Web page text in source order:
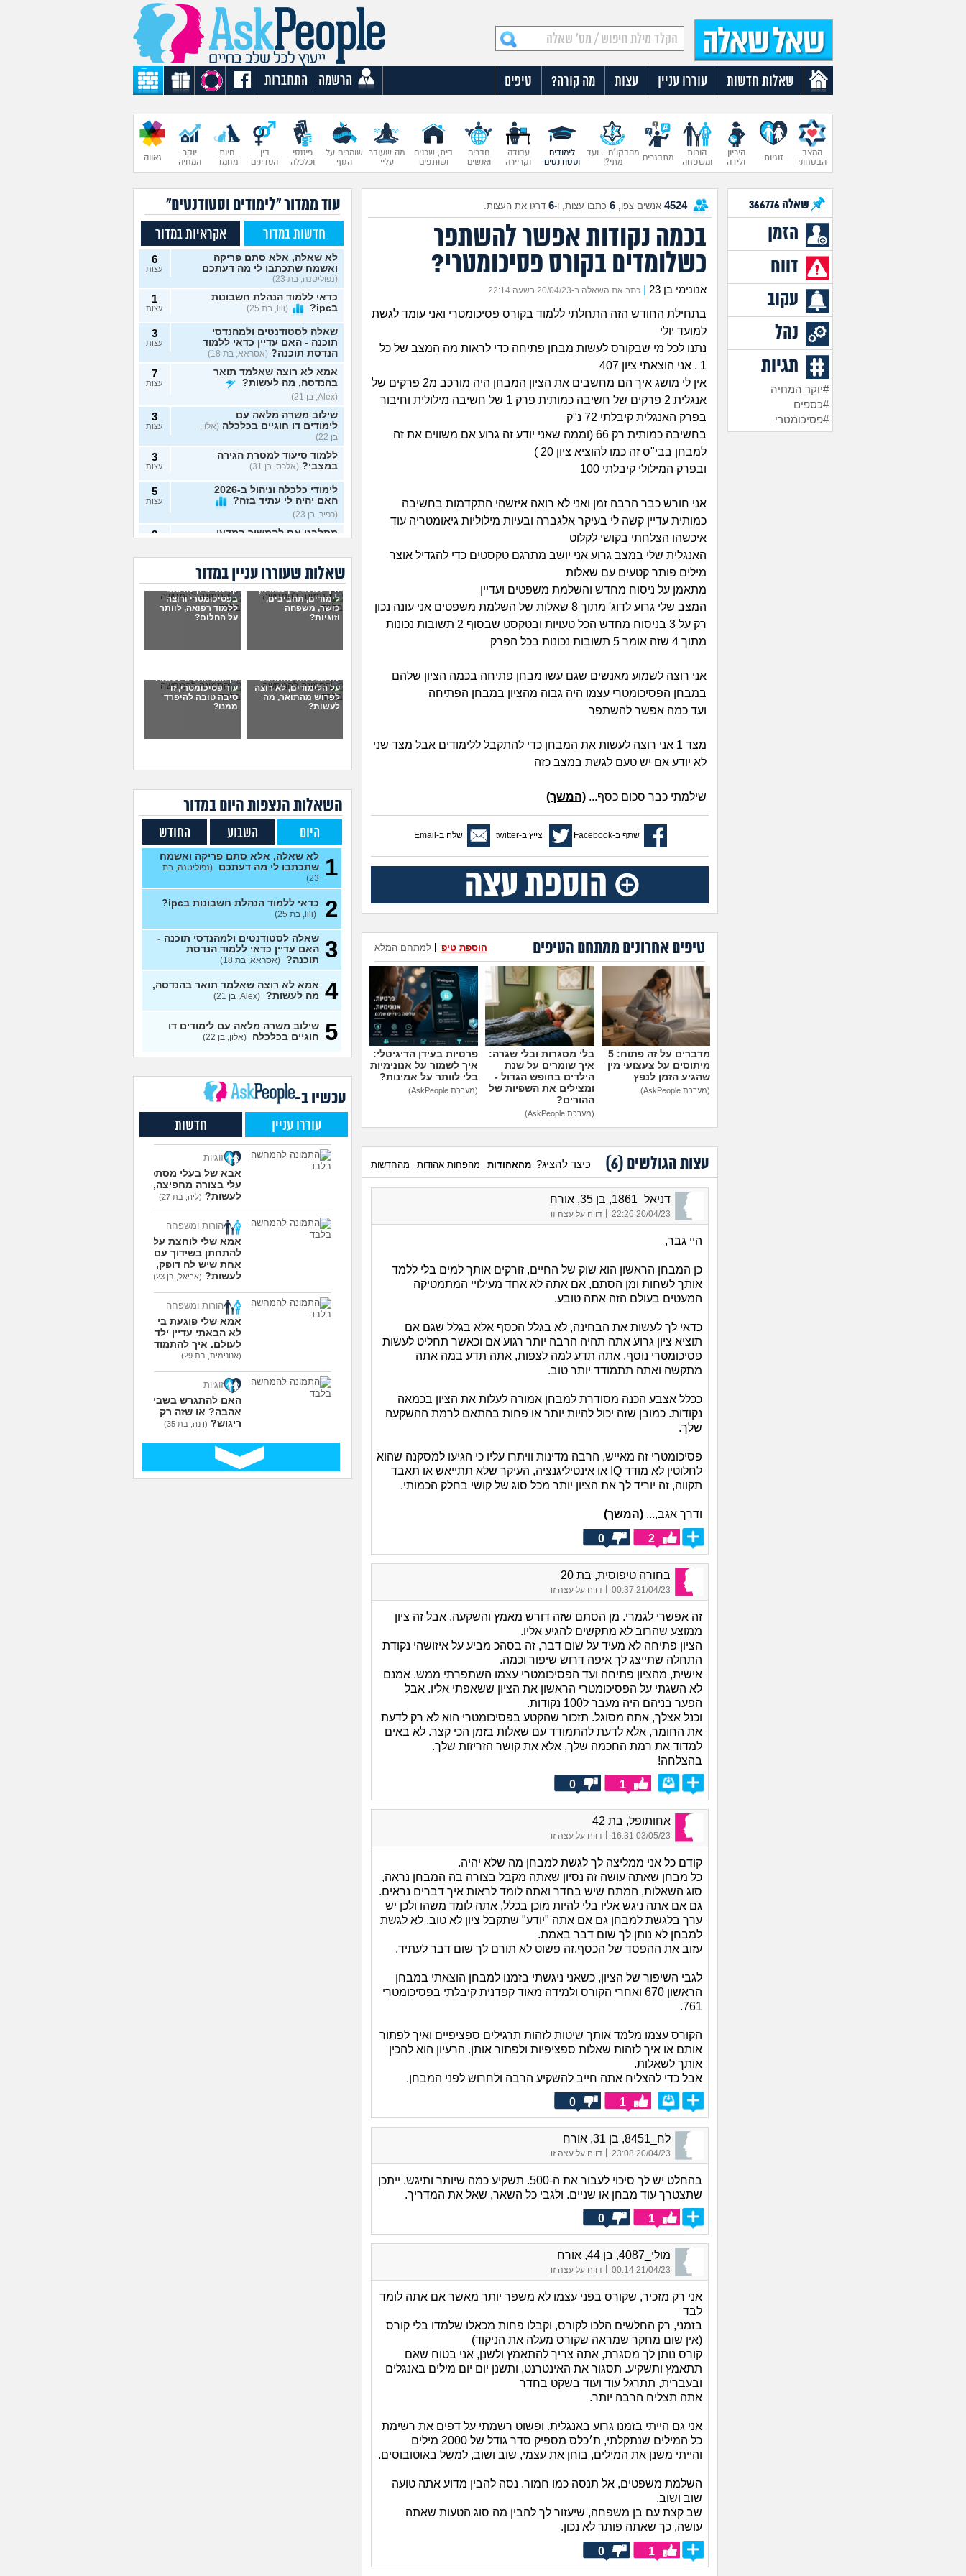
שאלות חדשות עוררו עניין עצות מה קורה? טיפים הרשמה התחברות
המצב
הבטחוני
זוגיות
היריון
ולידה
הורות
ומשפחה
מתבגרים
מהבקו"ם... ועד
מתי?!
לימודים
וסטודנטים
עבודה
וקריירה
חברים
ואנשים
בית, שכנים
ושותפים
מה שעובר
עליי
שומרים על
הגוף
פיננסי
וכלכלה
בין
הסדינים
חיות
מחמד
יוקר
המחיה
גאווה
שאלה366776
הזמן
דווח
עקוב
נהל
תגיות
#יוקר המחיה
#כספים
#פסיכומטרי
4524 אנשים צפו, 6 כתבו עצות, ו-6 דרגו את העצות.
בכמה נקודות אפשר להשתפר
כשלומדים בקורס פסיכומטרי?
אנונימי בן 23 כתב את השאלה ב-20/04/23 בשעה 22:14
בתחילת החודש הזה התחלתי ללמוד בקורס פסיכומטרי ואני עומד לגשת
למועד יולי
נתנו לכל מי שבקורס לעשות מבחן פתיחה כדי לראות מה המצב של כל
1 . אני הוצאתי ציון 407
אין לי מושג איך הם מחשבים את הציון המבחן היה מורכב מ2 פרקים של
אנגלית 2 פרקים של חשיבה כמותית פרק 1 של חשיבה מילולית וחיבור
בפרק האנגלית קיבלתי 72 נ"ק
בחשיבה כמותית רק 66 (וממה שאני יודע זה גרוע אם משווים את זה
למבחן בבי"ס זה כמו להוציא ציון 20 )
ובפרק המילולי קיבלתי 100
אני חורש כבר הרבה זמן ואני לא רואה איזשהי התקדמות בחשיבה
כמותית עדיין קשה לי בעיקר אלגברה ובעיות מילוליות גיאומטריה עוד
איכשהו הצלחתי בקושי לקלוט
האנגלית שלי במצב גרוע אני יושב מתרגם טקסטים כדי להגדיל אוצר
מילים פותר קטעים עם שאלות
מתאמן על ניסוח מחדש והשלמת משפטים ועדיין
המצב שלי גרוע לדוג' מתוך 8 שאלות של השלמת משפטים אני עונה נכון
רק על 3 בניסוח מחדש הכל טעויות ובטקסט שבסוף 2 תשובות נכונות
מתוך 4 שזה אומר 5 תשובות נכונות בכל הפרק
אני רוצה לשמוע מאנשים שגם עשו מבחן פתיחה בכמה הציון שלהם
במבחן הפסיכומטרי עצמו היה גבוה מהציון במבחן הפתיחה
ועד כמה אפשר להשתפר
מצד 1 אני רוצה לעשות את המבחן כדי להתקבל ללימודים אבל מצד שני
לא יודע אם יש טעם לגשת במצב כזה
שילמתי כבר סכום כסף... (המשך)
שתף ב-Facebook צייץ ב-twitter שלח ב-Email
טיפים אחרונים ממתחם הטיפים למתחם המלא הוספת טיפ
מדברים על זה פתוח: 5
מיתוסים על צעצועי מין
שהגיע הזמן לנפץ
(מערכת AskPeople)
בלי מסגרות ובלי שגרה:
איך שומרים על שנת
הילדים בחופש הגדול -
ומצילים את השפיות של
ההורים?
(מערכת AskPeople)
פרטיות בעידן הדיגיטלי:
איך לשמור על אנונימיות
בלי לוותר על אמינות?
(מערכת AskPeople)
עצות הגולשים (6
) כיצד להציג? מהאהודות מהפחות אהודות מהחדשות
דניאל_1861, בן 35, אורח
20/04/23 22:26 דווח על עצה זו
היי גבר,
כן המבחן הראשון הוא שוק של החיים, זורקים אותך למים בלי ללמד
אותך לשחות ומן הסתם, אם אתה לא אחד מעילויי המתמטיקה
המעטים בעולם הזה אתה טובע.
כדאי לך לעשות את הבחינה, לא בגלל הכסף אלא בגלל שגם אם
תוציא ציון גרוע אתה תהיה הרבה יותר רגוע אם וכאשר תחליט לעשות
פסיכומטרי נוסף. אתה תדע למה לצפות, אתה תדע במה אתה
מתקשה ואתה תתמודד יותר טוב.
ככלל אצבע הכנה מסודרת למבחן אמורה לעלות את הציון בכמאה
נקודות. כמובן שזה יכול להיות יותר או פחות בהתאם לרמת ההשקעה
שלך.
פסיכומטרי זה מאייש, הרבה מדינות וויתרו עליו כי הגיעו למסקנה שהוא
לחלוטין לא מודד IQ או אינטיליגנציה, העיקר שלא תתייאש או תאבד
תקווה, זה יוריד לך את הציון יותר מכל סוג של קושי בחלק הכמותי.
ודרך אגב,... (המשך)
2
0
בחורה טיפוסית, בת 20
21/04/23 00:37
| דווח על עצה זו
זה אפשרי לגמרי. מן הסתם שזה דורש מאמץ והשקעה, אבל זה ציון
ממוצע שהרוב לא מתקשים להגיע אליו.
הציון פתיחה לא מעיד על שום דבר, זה בסהכ מביע על איזושהי נקודת
התחלה שתייצג לך איפה דרוש שיפור וכמה.
אישית, מהציון פתיחה ועד הפסיכומטרי עצמו השתפרתי ממש. אמנם
לא השגתי על הפסיכומטרי הראשון את הציון ששאפתי אליו. אבל
הפער בניהם היה מעבר ל100 נקודות.
וכנל אצלך, אתה מסוגל. תזכור שהקטע בפסיכומטרי הוא לא רק לדעת
את החומר, אלא לדעת להתמודד עם שאלות בזמן הכי קצר. לא באים
למדוד את רמת החכמה שלך, אלא את קושר הזריזות שלך.
בהצלחה!
1
0
אחותופל, בת 42
03/05/23 16:31 דווח על עצה זו
קודם כל אני ממליצה לך לגשת למבחן מה שלא יהיה.
כל מבחן שאתה עושה זה נסיון שאתה מקבל בצורה בה המבחן נראה,
סוג השאלות, המתח שיש בחדר ואתה לומד לראות איך דברים נראים.
גם אם אתה ניגש אליו בלי להיות מוכן בכלל, אתה לומד משהו ולכן יש
ערך בלגשת למבחן גם אם אתה "יודע" שתקבל ציון לא טוב. לא לגשת
למבחן לא נותן לך שום דבר באמת.
עזוב את ההפסד של הכסף,זה פשוט לא תורם לך שום דבר לעתיד.
לגבי השיפור של הציון, כשאני ניגשתי בזמנו למבחן הוצאתי במבחן
הראשון 670 ואחרי הקורס ולמידה מאוד קפדנית קיבלתי בפסיכומטרי
761.
הקורס עצמו מלמד אותך שיטות לזהות תרגילים ספציפיים ואיך לפתור
אותם או איך לזהות שאלות ספציפיות ולפתור אותן. הרעיון הוא להכין
אותך לשאלות.
אבל כדי להצליח אתה חייב להשקיע הרבה ולחרוש לפני המבחן.
1
0
לח_8451, בן 31, אורח
20/04/23 23:08 דווח על עצה זו
בהחלט יש לך סיכוי לעבור את ה-500. תשקיע כמה שיותר ותיגש. ייתכן
שתצטרך עוד מבחן או שניים. ולגבי כל השאר, שאל את המדריך.
1
0
מולי_4087, בן 44, אורח
21/04/23 00:14 דווח על עצה זו
אני רק מזכיר, שקורס בפני עצמו לא משפר יותר מאשר אם אתה לומד
לבד
בזמני, רק החלשים הלכו לקורס, וקבלו פחות מכאלו שלמדו בלי קורס
(אין שום מחקר שמראה שקורס מעלה את הניקוד)
קורס נותן לך מסגרת, אתה צריך להתאמץ ולשנן, אני בטוח שאם
תתאמץ ותשקיע. תסגור את האינטרנט, ותשנן יום יום מילים באנגלים
ובעברית, תתרגל עוד ועוד בשקט בחדר
אתה תצליח הרבה יותר.
אני גם הייתי בזמנו גרוע באנגלית. ופשוט רשמתי על דפים את רשימת
כל המילים שנתקלתי, ת׳כלס מספיק סדר גודל של 2000 מילים
והייתי משנן את המילים, בוחן את עצמי, שוב ושוב, למשל באוטובוסים.
השלמת משפטים, אל תנסה כמו חמור. נסה להבין מדוע אתה טועה
שוב ושוב.
שב קצת עם בן משפחה, שיעזור לך להבין מה סוג הטעות שאתה
עושה, כך שאתה פותר לא נכון.
1
0
עוד ממדור "לימודים וסטודנטים"
חדשות במדור אקראיות במדור
לא שאלה, אלא סתם פריקה
ואשמח שתכתבו לי מה דעתכם
(נפוליטנה, בת 23)
6
עצות
כדאי ללמוד הנהלת חשבונות
בipc?
(lili, בת 25)
1
עצות
שאלה לסטודנטים ולמהנדסי
תוכנה - האם עדיין כדאי ללמוד
הנדסת תוכנה? (אסראא, בת 18)
3
עצות
אמא לא רוצה שאלמד תואר
בהנדסה, מה לעשות?
(Alex, בן 21)
7
עצות
שילוב משרה מלאה עם
לימודים דו חוגיים בכלכלה (אלון,
בן 22)
3
עצות
ללמוד סיעוד למטרת הגירה
במצבי? (אלכס, בן 31)
3
עצות
לימודי כלכלה וניהול ב-2026
האם יהיה לי עתיד בזה?
(כפיר, בן 23)
5
עצות
מתלבט אם להמשיך במדעי
2
מה הדרך הכי טובה ללמוד
למבחן? (אודי, בן 20)
4
עצות
האם קיבלתי מספיק בבר אילן
מתלבט על כיון לימודים (יואב, בן
27)
לרפואה (מירי, בת 23) עצות
אני מרגישה שאני לא מתקדמת
לשום מקום
(ללללל, בת 24)
לימודים בתחום מזרחנות/
קרימינולוגיה עם אבחנות
פסיכיאטריות
(בר, בת 27)
עצות
ללמוד פסיכולוגיה?
87)
עצות
אם הייתה לכם מכונת זמן.
ספר כדי להתחיל מוקדם יותר?
(ירין, בת 19)
סיימתי תואר והבנתי שאני לא
עכשיו?
(טל, בת 29)
9
מס שאלות לסטודנטים ובוגרים
של המכללה האקדמית וינגייט
(מתלבט לגבי תואר, בן 28)
1
(אנונימית, בת 27) עצות
אילו יחידות טכנולוגיות יש?
(אנונימי, בן 17)
(אנונימי, בן 20)
הנדסת בניין באריאל או סמי
שמעון?
אני מרגישה ממש תקועה, איך
3
עצות
עוד שאלות חדשות במדור
שאלות שעוררו עניין במדור
איך לשלב בין עבודה,
לימודים, תחביבים,
כושר, משפחה
וזוגיות?
קבלתי ציון לא טוב
בפסיכומטרי ורוצה
ללמוד רפואה, לוותר
על החלום?
לא מצליחה להתאפס
על הלימודים, לא רוצה
לפרוש מהתואר, מה
לעשות?
בן הזוג החליט לעשות
עוד פסיכומטרי, זו
סיבה טובה להיפרד
ממנו?
השאלות הנצפות היוםבמדור
היום השבוע החודש
1
לא שאלה, אלא סתם פריקה ואשמח
שתכתבו לי מה דעתכם (נפוליטנה, בת
23)
2 כדאי ללמוד הנהלת חשבונות בipc?
(lili, בת 25)
3 שאלה לסטודנטים ולמהנדסי תוכנה -
האם עדיין כדאי ללמוד הנדסת
תוכנה? (אסראא, בת 18)
4
אמא לא רוצה שאלמד תואר בהנדסה,
מה לעשות? (Alex, בן 21)
5 שילוב משרה מלאה עם לימודים דו
חוגיים בכלכלה (אלון, בן 22)
עכשיו ב-
עוררו עניין חדשות
זוגיות
אבא של בעלי מסתכל
עלי בצורה מחפיצה, מה
לעשות? (ליה, בת 27)
הורות ומשפחה
אמא שלי לוחצת עליי
להתחתן בשידוך עם כל
אחת שיש לה דופק, מה
לעשות? (אריאל, בן 23)
הורות ומשפחה
אמא שלי פוגעת בי כי
לא הבאתי עדיין ילדים
לעולם. איך להתמודד?
(אנונימית, בת 29)
זוגיות
האם להתגרש בשביל
אהבה? או שזה רק
ריגוש? (דנה, בת 35)